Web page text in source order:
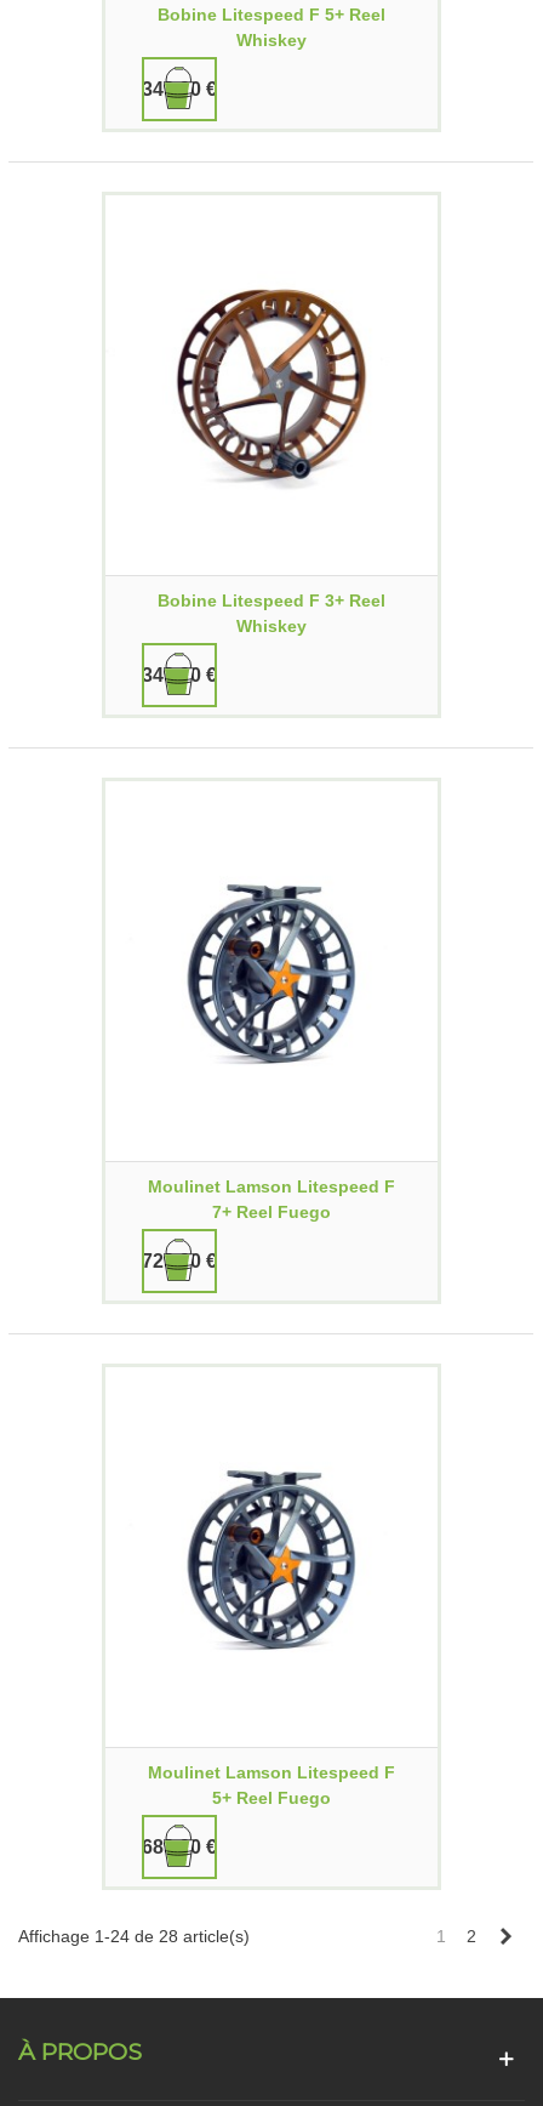
Bobine Litespeed F 5+ Reel
Whiskey
349,90 €
Bobine Litespeed F 3+ Reel
Whiskey
349,90 €
Moulinet Lamson Litespeed F
7+ Reel Fuego
729,90 €
Moulinet Lamson Litespeed F
5+ Reel Fuego
689,90 €
Affichage 1-24 de 28 article(s) 1 2
À PROPOS